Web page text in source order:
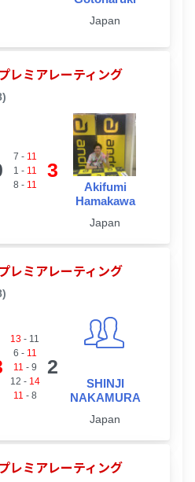
Japan
ミアレーティング
7 - 11
1 - 11
8 - 11
3
Akifumi
Hamakawa
Japan
ミアレーティング
13 - 11
6 - 11
11 - 9
12 - 14
11 - 8
2
SHINJI
NAKAMURA
Japan
ミアレーティング